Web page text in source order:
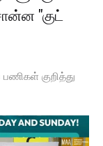
"குட்
குறித்து